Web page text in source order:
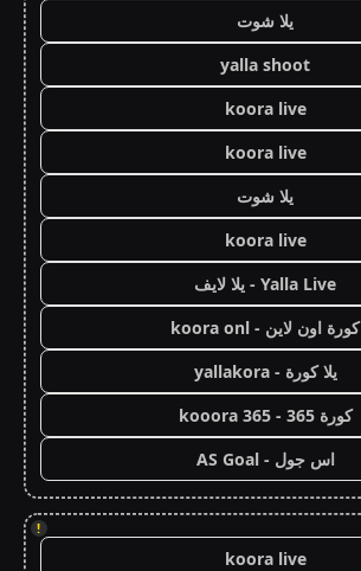
يلا شوت
yalla shoot
koora live
koora live
يلا شوت
koora live
Yalla Live - يلا لايف
كورة اون لاين - koora onl
يلا كورة - yallakora
كورة 365 - kooora 365
اس جول - AS Goal
!
koora live